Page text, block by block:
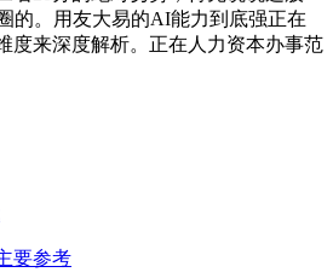
的。用友大易的AI能力到底强正在
度来深度解析。正在人力资本办事范
要参考